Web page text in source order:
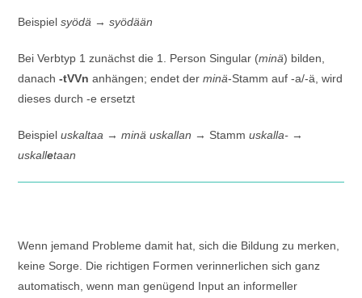
Beispielsyödä →syödään
Bei Verbtyp 1 zunächst die 1. Person Singular (minä) bilden,
danach-tVVn anhängen; endet derminä-Stamm auf -a/-ä, wird
dieses durch -e ersetzt
Beispieluskaltaa →minä uskallan → Stammuskalla- →
uskalletaan
Wenn jemand Probleme damit hat, sich die Bildung zu merken,
keine Sorge. Die richtigen Formen verinnerlichen sich ganz
automatisch, wenn man genügend Input an informeller